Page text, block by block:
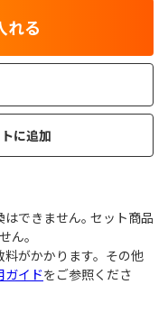
れる
に追加
できません｡ セット商品
ん｡
がかかります。その他
ガイドをご参照くださ